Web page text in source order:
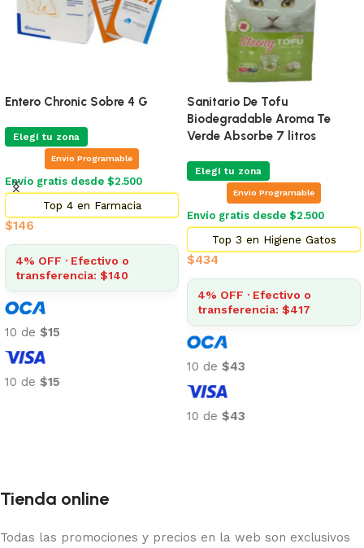
Entero Chronic Sobre 4 G
Elegí tu zona
Envio Programable
Envío gratis desde $2.500
Top 4 en Farmacia
$146
4% OFF · Efectivo o
transferencia: $140
10 de $15
10 de $15
Sanitario De Tofu
Biodegradable Aroma Te
Verde Absorbe 7 litros
Elegí tu zona
Envio Programable
Envío gratis desde $2.500
Top 3 en Higiene Gatos
$434
4% OFF · Efectivo o
transferencia: $417
10 de $43
10 de $43
Tienda online
Todas las promociones y precios en la web son exclusivos